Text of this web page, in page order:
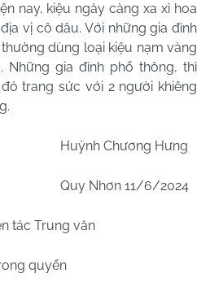
nay, kiệu ngày càng xa xỉ hoa
vị cô dâu. Với những gia đình
dùng loại kiệu nạm vàng
Những gia đình phổ thông, thì
trang sức với 2 người khiêng
Huỳnh Chương Hưng
Quy Nhơn 11/6/2024
tác Trung văn
quyển